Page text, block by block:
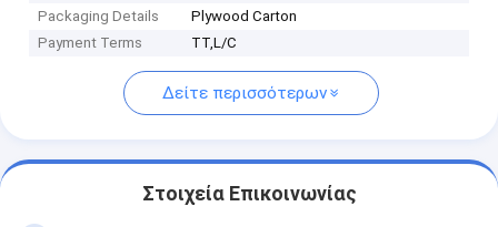
Packaging Details
Plywood Carton
Payment Terms
TT,L/C
Δείτε περισσότερων
Στοιχεία Επικοινωνίας